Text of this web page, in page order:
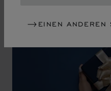
EINEN ANDEREN